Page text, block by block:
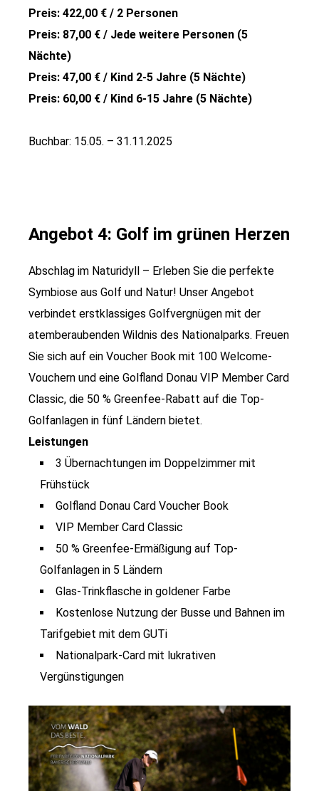
Preis: 422,00 € / 2 Personen
Preis: 87,00 € / Jede weitere Personen (5
Nächte)
Preis: 47,00 € / Kind 2-5 Jahre (5 Nächte)
Preis: 60,00 € / Kind 6-15 Jahre (5 Nächte)
Buchbar: 15.05. – 31.11.2025
Angebot 4: Golf im grünen Herzen
Abschlag im Naturidyll – Erleben Sie die perfekte
Symbiose aus Golf und Natur! Unser Angebot
verbindet erstklassiges Golfvergnügen mit der
atemberaubenden Wildnis des Nationalparks. Freuen
Sie sich auf ein Voucher Book mit 100 Welcome-
Vouchern und eine Golfland Donau VIP Member Card
Classic, die 50 % Greenfee-Rabatt auf die Top-
Golfanlagen in fünf Ländern bietet.
Leistungen
3 Übernachtungen im Doppelzimmer mit
Frühstück
Golfland Donau Card Voucher Book
VIP Member Card Classic
50 % Greenfee-Ermäßigung auf Top-
Golfanlagen in 5 Ländern
Glas-Trinkflasche in goldener Farbe
Kostenlose Nutzung der Busse und Bahnen im
Tarifgebiet mit dem GUTi
Nationalpark-Card mit lukrativen
Vergünstigungen